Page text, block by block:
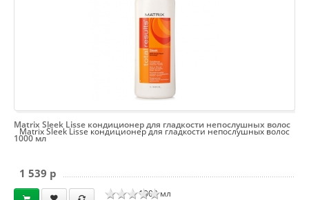
Matrix Sleek Lisse кондиционер для гладкости непослушных волос
1000 мл
Matrix Sleek Lisse кондиционер для гладкости непослушных волос
1000 мл
1 539 p